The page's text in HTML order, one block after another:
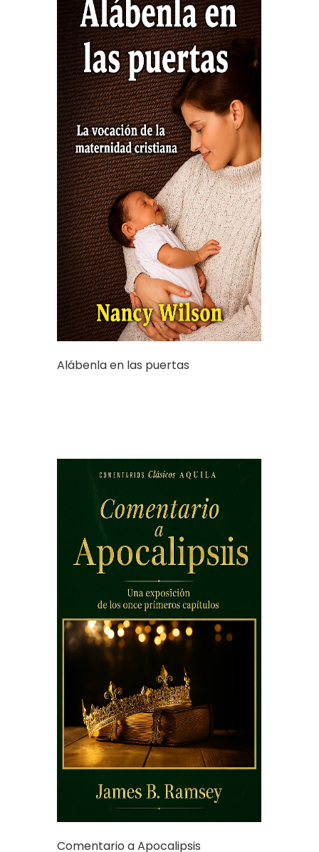
Alábenla en las puertas
Comentario a Apocalipsis